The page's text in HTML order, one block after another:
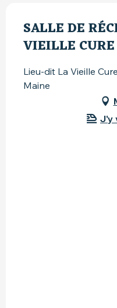
SALLE DE
VIEILLE CURE
Lieu-dit La Vieille
Maine
J'y